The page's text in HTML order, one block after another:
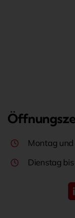
Montag und
Dienstag